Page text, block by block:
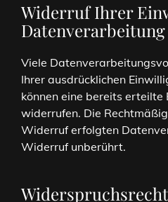
Widerruf Ihrer
Datenverarbeitung
Viele
Ihrer ausdrücklichen
können eine bereits
widerrufen. Die
Widerruf erfolgten
Widerruf unberührt.